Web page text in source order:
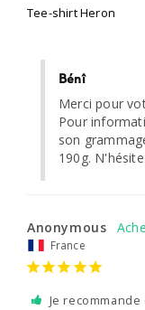
Tee-shirt Heron
Bénî
Merci pour
Pour
son
190g.
Anonymous
France
Je